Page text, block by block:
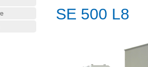
SE 500 L8